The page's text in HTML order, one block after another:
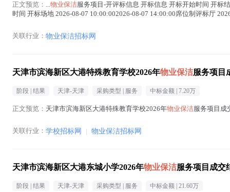
正文预览： ...物业保洁服务项目-开评标信息 开标信息 开标开始时间 开标
时间 开标场地 2026-08-07 10:00:002026-08-07 14:00:00席位制评标厅
关联行业： 物业保洁招标网
天津市滨海新区大港特殊教育学校2026年物业保洁服务项目
阶段 | 结果 天津-天津 采购类型 | 服务 中标金额 | 7.20万
正文预览： 天津市滨海新区大港特殊教育学校2026年物业保洁服务项目成
关联行业： 学校招标网 | 物业保洁招标网
天津市滨海新区大港东城小学2026年物业保洁服务项目成交
阶段 | 结果 天津-天津 采购类型 | 服务 中标金额 | 21.60万